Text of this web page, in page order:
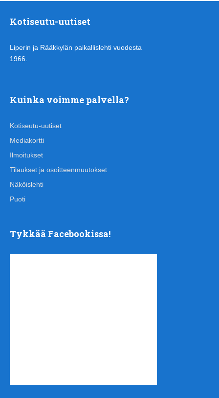
Kotiseutu-uutiset
Liperin ja Rääkkylän paikallislehti vuodesta
1966.
Kuinka voimme palvella?
Kotiseutu-uutiset
Mediakortti
Ilmoitukset
Tilaukset ja osoitteenmuutokset
Näköislehti
Puoti
Tykkää Facebookissa!